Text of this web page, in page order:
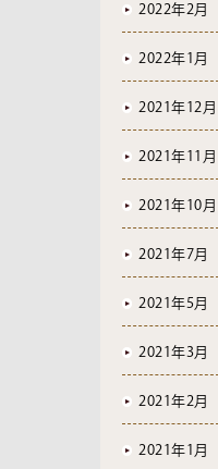
2022年2月
2022年1月
2021年12月
2021年11月
2021年10月
2021年7月
2021年5月
2021年3月
2021年2月
2021年1月